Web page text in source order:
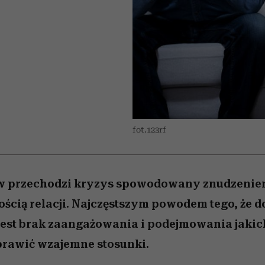
w seksie?
fot.123rf
przechodzi kryzys spowodowany
relacji. Najczęstszym powodem tego, że
brak zaangażowania i podejmowania
wzajemne stosunki.